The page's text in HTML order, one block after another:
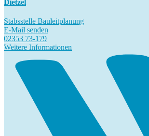
Dietzel
Stabsstelle Bauleitplanung
E-Mail senden
02353 73-179
Weitere Informationen